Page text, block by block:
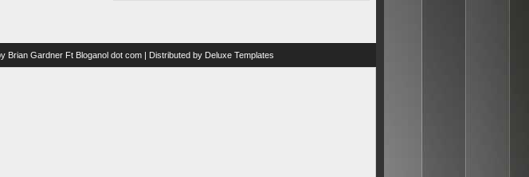
Brian Gardner Ft Bloganol dot com | Distributed by Deluxe Templates